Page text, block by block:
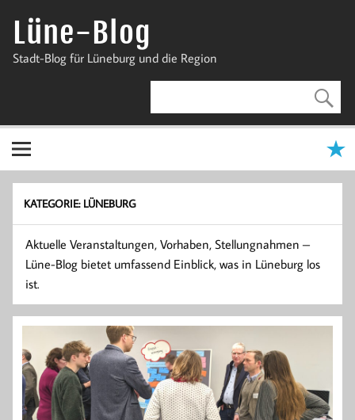
InhaltLüne-Blog
Stadt-Blog für Lüneburg und die Region
KATEGORIE: LÜNEBURG
Aktuelle Veranstaltungen, Vorhaben, Stellungnahmen –
Lüne-Blog bietet umfassend Einblick, was in Lüneburg los
ist.